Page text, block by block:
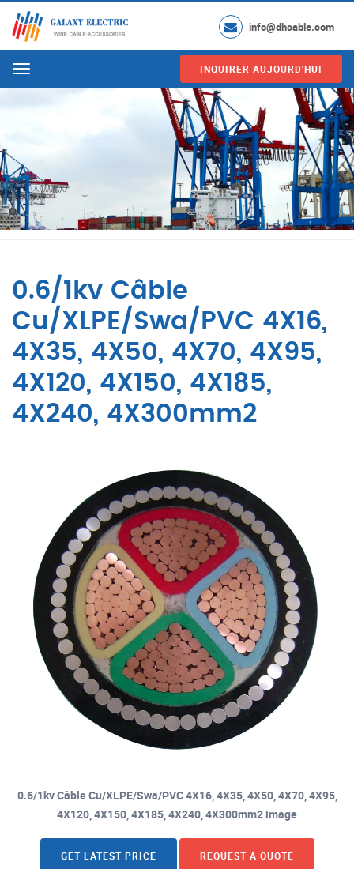
info@dhcable.com
Menu INQUIRER AUJOURD'HUI
0.6/1kv Câble
Cu/XLPE/Swa/PVC 4X16,
4X35, 4X50, 4X70, 4X95,
4X120, 4X150, 4X185,
4X240, 4X300mm2
0.6/1kv Câble Cu/XLPE/Swa/PVC 4X16, 4X35, 4X50, 4X70, 4X95,
4X120, 4X150, 4X185, 4X240, 4X300mm2 image
GET LATEST PRICE REQUEST A QUOTE